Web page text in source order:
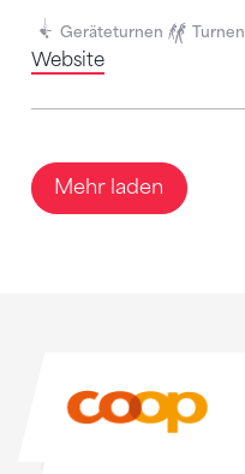
Geräteturnen Turnen
Website
Mehr laden